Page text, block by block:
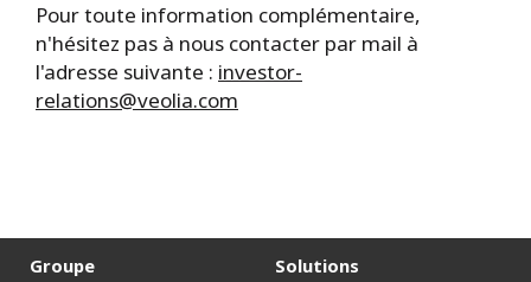
Pour toute information complémentaire,
n'hésitez pas à nous contacter par mail à
l'adresse suivante : investor-
relations@veolia.com
Groupe Solutions